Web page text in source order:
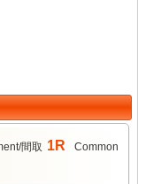
間取 1R
Common